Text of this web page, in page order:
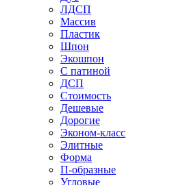
ЛДСП
Массив
Пластик
Шпон
Экошпон
С патиной
ДСП
Стоимость
Дешевые
Дорогие
Эконом-класс
Элитные
Форма
П-образные
Угловые